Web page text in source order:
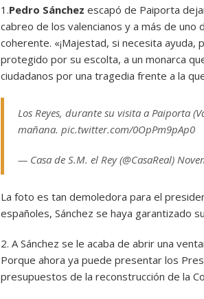
1.Pedro Sánchez escapó de Paiporta
cabreo de los valencianos y a más de
coherente. «¡Majestad, si necesita ayuda,
protegido por su escolta, a un monarca
ciudadanos por una tragedia frente a la
Los Reyes, durante su visita a Paiporta
mañana. pic.twitter.com/0OpPm9pAp0
— Casa de S.M. el Rey (@CasaReal)
La foto es tan demoledora para el
españoles, Sánchez se haya garantizado
2. A Sánchez se le acaba de abrir una
Porque ahora ya puede presentar los
presupuestos de la reconstrucción de la